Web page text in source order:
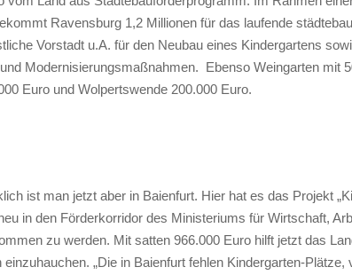
Ravensburg 1,2 Millionen für das laufende
Vorstadt u.A. für den Neubau eines Kindergartens
Modernisierungsmaßnahmen. Ebenso Weingarten mit
Euro und Wolpertswende 200.000 Euro.
ist man jetzt aber in Baienfurt. Hier hat es das Projekt
in den Förderkorridor des Ministeriums für Wirtschaft,
zu werden. Mit satten 966.000 Euro hilft jetzt das
einzuhauchen. „Die in Baienfurt fehlen Kindergarten-Plätze,